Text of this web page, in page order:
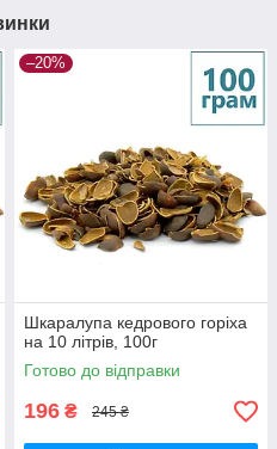
–20%
Шкаралупа кедрового горіха
на 10 літрів, 100г
Готово до відправки
196 ₴ 245 ₴